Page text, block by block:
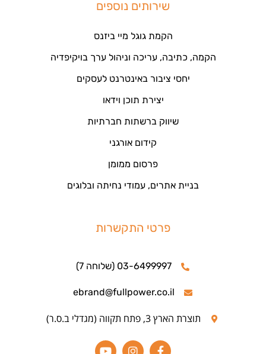
שירותים נוספים
הקמת גוגל מיי ביזנס
הקמה, כתיבה, עריכה וניהול ערך בויקיפדיה
יחסי ציבור באינטרנט לעסקים
יצירת תוכן וידאו
שיווק ברשתות חברתיות
קידום אורגני
פרסום ממומן
בניית אתרים, עמודי נחיתה ובלוגים
פרטי התקשרות
03-6499997 (שלוחה 7)
ebrand@fullpower.co.il
תוצרת הארץ 3, פתח תקווה (מגדלי ב.ס.ר)